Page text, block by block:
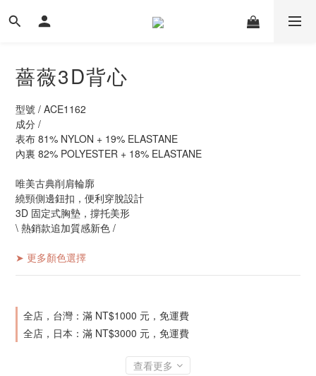
薔薇3D背心
型號 / ACE1162
成分 /
表布 81% NYLON + 19% ELASTANE
內裏 82% POLYESTER + 18% ELASTANE
唯美古典削肩輪廓
繞頸側邊鈕扣，便利穿脫設計
3D 固定式胸墊，撐托美形
\ 熱銷款追加質感新色 /
➤ 更多顏色選擇
全店，台灣：滿 NT$1000 元，免運費
全店，日本：滿 NT$3000 元，免運費
查看更多